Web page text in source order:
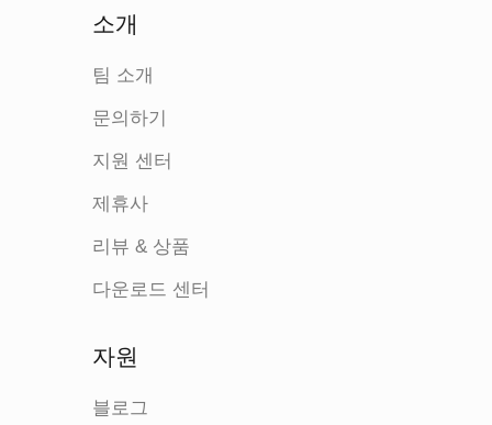
소개
팀 소개
문의하기
지원 센터
제휴사
리뷰 & 상품
다운로드 센터
자원
블로그